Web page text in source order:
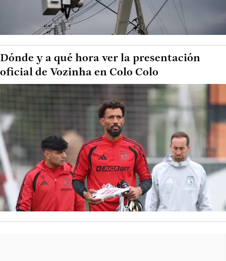
Dónde y a qué hora ver la presentación
oficial de Vozinha en Colo Colo